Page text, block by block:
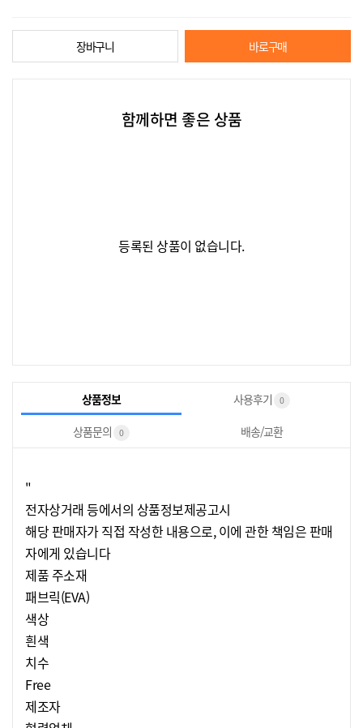
장바구니 바로구매
함께하면 좋은 상품
등록된 상품이 없습니다.
상품정보 사용후기 0
상품문의 0 배송/교환
"
전자상거래 등에서의 상품정보제공고시
해당 판매자가 직접 작성한 내용으로, 이에 관한 책임은 판매
자에게 있습니다
제품 주소재
패브릭(EVA)
색상
흰색
치수
Free
제조자